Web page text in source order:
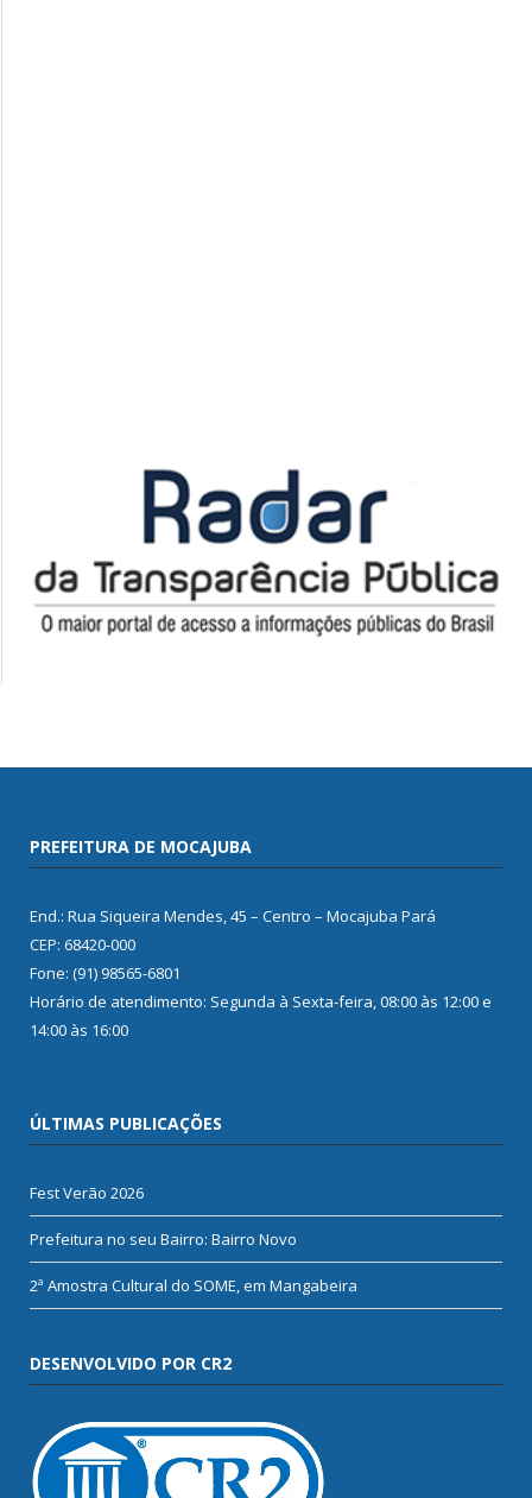
PREFEITURA DE MOCAJUBA
End.: Rua Siqueira Mendes, 45 – Centro – Mocajuba Pará
CEP: 68420-000
Fone: (91) 98565-6801
Horário de atendimento: Segunda à Sexta-feira, 08:00 às 12:00 e
14:00 às 16:00
ÚLTIMAS PUBLICAÇÕES
Fest Verão 2026
Prefeitura no seu Bairro: Bairro Novo
2ª Amostra Cultural do SOME, em Mangabeira
DESENVOLVIDO POR CR2